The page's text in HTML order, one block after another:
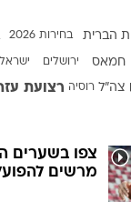
הברית בחירות 2026
חמאס ירושלים
צה"ל רוסיה רצועת
צפו בשערים
מרשים